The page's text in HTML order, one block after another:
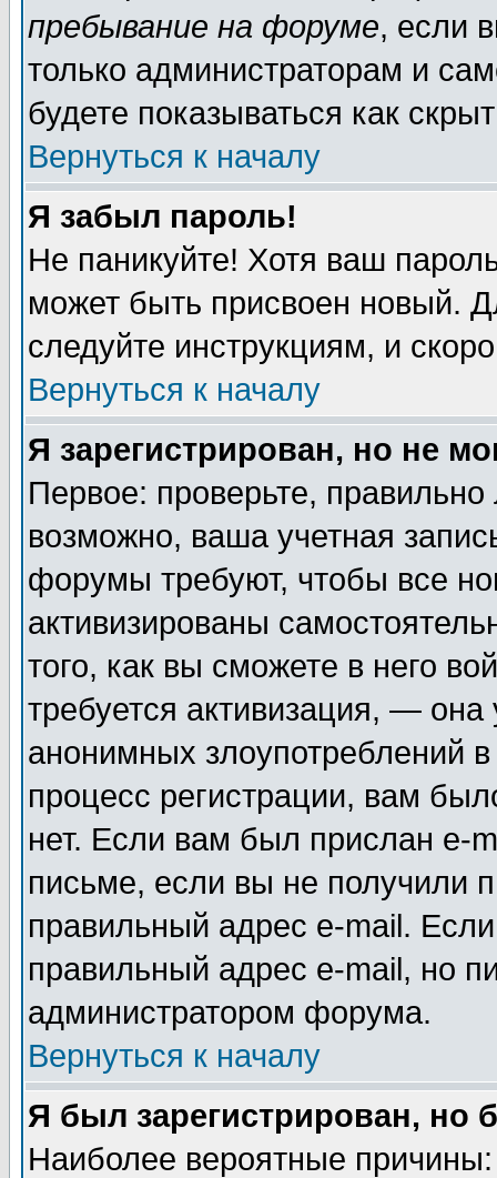
пребывание на форуме, если
только администраторам и
будете показываться как
Вернуться к началу
Я забыл пароль!
Не паникуйте! Хотя ваш
может быть присвоен новый.
следуйте инструкциям, и
Вернуться к началу
Я зарегистрирован, но не
Первое: проверьте,
возможно, ваша учетная
форумы требуют, чтобы все
активизированы
того, как вы сможете в него
требуется активизация, —
анонимных злоупотреблений
процесс регистрации, вам
нет. Если вам был прислан e-
письме, если вы не получили
правильный адрес e-mail.
правильный адрес e-mail, но
администратором форума.
Вернуться к началу
Я был зарегистрирован, но
Наиболее вероятные